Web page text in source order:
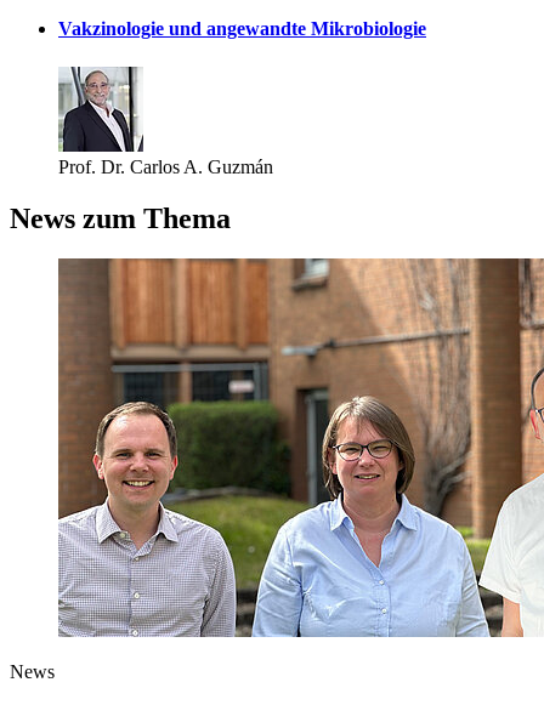
Vakzinologie und angewandte Mikrobiologie
Prof. Dr. Carlos A. Guzmán
News zum Thema
News